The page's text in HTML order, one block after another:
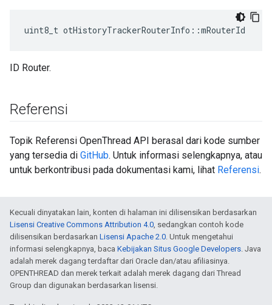
uint8_t otHistoryTrackerRouterInfo ::mRouterId
ID Router.
Referensi
Topik Referensi OpenThread API berasal dari kode sumber
yang tersedia di GitHub. Untuk informasi selengkapnya, atau
untuk berkontribusi pada dokumentasi kami, lihat Referensi.
Kecuali dinyatakan lain, konten di halaman ini dilisensikan berdasarkan
Lisensi Creative Commons Attribution 4.0, sedangkan contoh kode
dilisensikan berdasarkan Lisensi Apache 2.0. Untuk mengetahui
informasi selengkapnya, baca Kebijakan Situs Google Developers. Java
adalah merek dagang terdaftar dari Oracle dan/atau afiliasinya.
OPENTHREAD dan merek terkait adalah merek dagang dari Thread
Group dan digunakan berdasarkan lisensi.